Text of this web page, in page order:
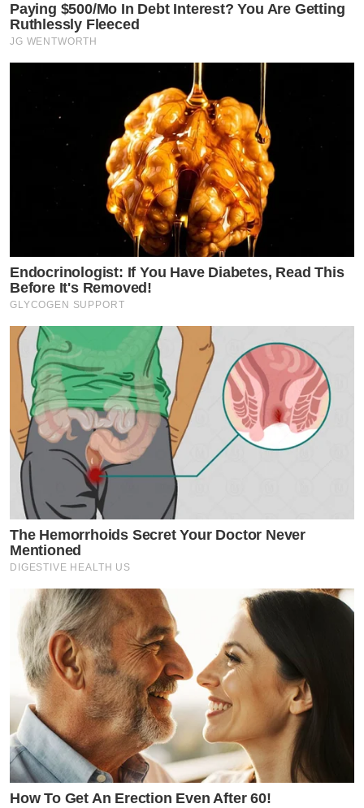
Paying $500/Mo In Debt Interest? You Are Getting
Ruthlessly Fleeced
JG WENTWORTH
Endocrinologist: If You Have Diabetes, Read This
Before It's Removed!
GLYCOGEN SUPPORT
The Hemorrhoids Secret Your Doctor Never
Mentioned
DIGESTIVE HEALTH US
How To Get An Erection Even After 60!